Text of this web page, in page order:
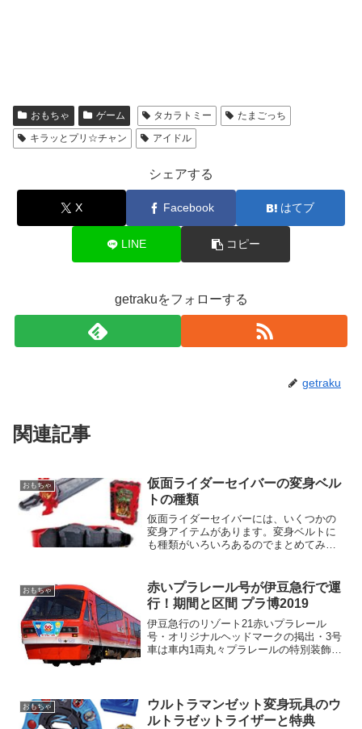
おもちゃ ゲーム タカラトミー
たまごっち
キラッとプリ☆チャン
アイドル
シェアする
X Facebook はてブ
LINE コピー
getrakuをフォローする
getraku
関連記事
おもちゃ
仮面ライダーセイバーの変身ベル
トの種類
仮面ライダーセイバーには、いくつかの
変身アイテムがあります。変身ベルトに
も種類がいろいろあるのでまとめてみま
おもちゃ
赤いプラレール号が伊豆急行で運
行！期間と区間 プラ博2019
伊豆急行のリゾート21赤いプラレール
号・オリジナルヘッドマークの掲出・3号
車は車内1両丸々プラレールの特別装飾・
2019情報。
おもちゃ
ウルトラマンゼット変身玩具のウ
ルトラゼットライザーと特典